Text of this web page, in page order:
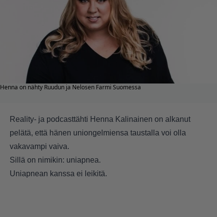
Henna on nähty Ruudun ja Nelosen Farmi Suomessa
Reality- ja podcasttähti Henna Kalinainen on alkanut
pelätä, että hänen uniongelmiensa taustalla voi olla
vakavampi vaiva.
Sillä on nimikin: uniapnea.
Uniapnean kanssa ei leikitä.